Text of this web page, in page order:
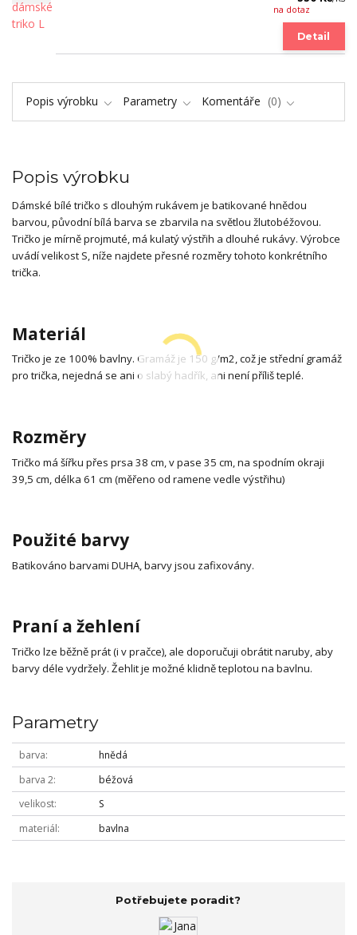
na dotaz
Detail
Popis výrobku Parametry Komentáře 0
Popis výrobku
Dámské bílé tričko s dlouhým rukávem je batikované hnědou
barvou, původní bílá barva se zbarvila na světlou žlutobéžovou.
Tričko je mírně projmuté, má kulatý výstřih a dlouhé rukávy. Výrobce
uvádí velikost S, níže najdete přesné rozměry tohoto konkrétního
trička.
Materiál
Tričko je ze 100% bavlny. Gramáž je 150 g/m2, což je střední gramáž
pro trička, nejedná se ani o slabý hadřík, ani není příliš teplé.
Rozměry
Tričko má šířku přes prsa 38 cm, v pase 35 cm, na spodním okraji
39,5 cm, délka 61 cm (měřeno od ramene vedle výstřihu)
Použité barvy
Batikováno barvami DUHA, barvy jsou zafixovány.
Praní a žehlení
Tričko lze běžně prát (i v pračce), ale doporučuji obrátit naruby, aby
barvy déle vydržely. Žehlit je možné klidně teplotou na bavlnu.
Parametry
barva
hnědá
barva 2
béžová
velikost
S
materiál
bavlna
Potřebujete poradit?